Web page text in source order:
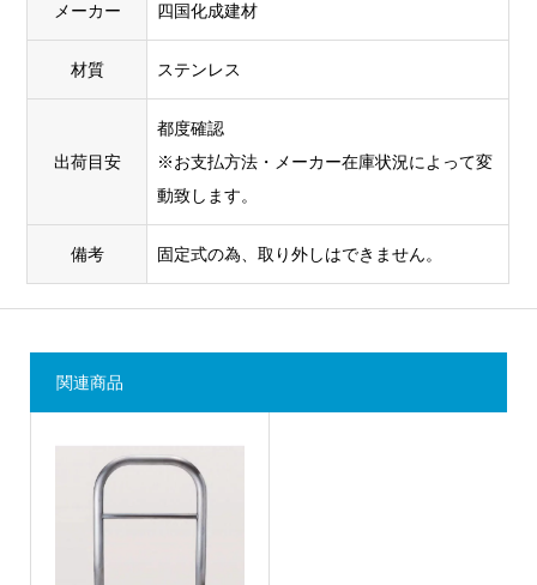
メーカー 四国化成建材
材質 ステンレス
出荷目安
都度確認
※お支払方法・メーカー在庫状況によって変
動致します。
備考 固定式の為、取り外しはできません。
関連商品